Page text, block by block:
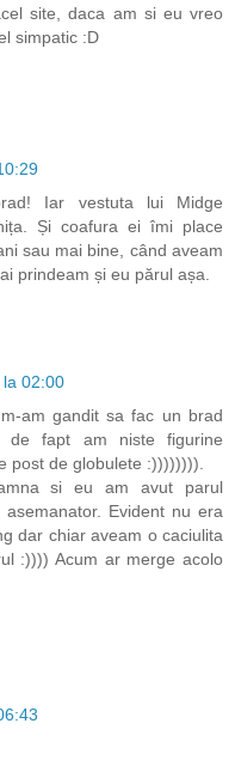
site, daca am si eu vreo
simpatic :D
Iar vestuta lui Midge
Și coafura ei îmi place
sau mai bine, când aveam
prindeam și eu părul așa.
02:00
am gandit sa fac un brad
de fapt am niste figurine
post de globulete :)))))))).
si eu am avut parul
Evident nu era
dar chiar aveam o caciulita
:)))) Acum ar merge acolo